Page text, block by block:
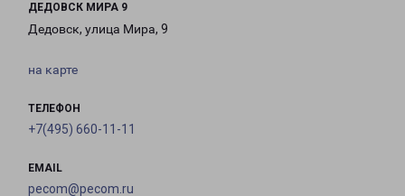
ДЕДОВСК МИРА 9
Дедовск, улица Мира, 9
на карте
ТЕЛЕФОН
+7(495) 660-11-11
EMAIL
pecom@pecom.ru